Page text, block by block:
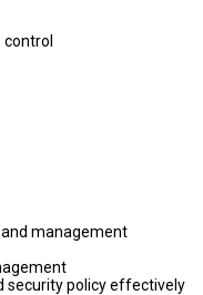
management
security policy effectively